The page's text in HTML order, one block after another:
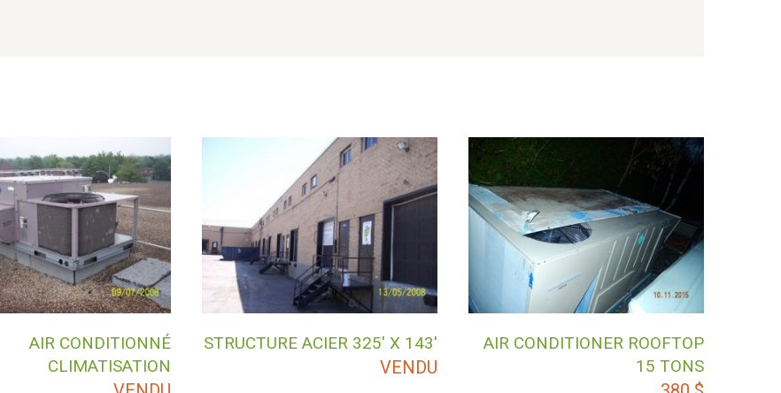
AIR CONDITIONNÉ
CLIMATISATION
STRUCTURE ACIER 325′ X 143′
VENDU
AIR CONDITIONER ROOFTOP
15 TONS